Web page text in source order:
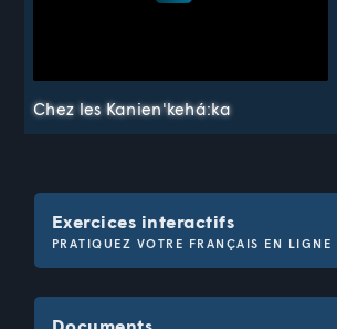
Chez les Kanien'kehá:ka
Exercices interactifs
PRATIQUEZ VOTRE FRANÇAIS EN LIGNE
Question 1 de 18 :